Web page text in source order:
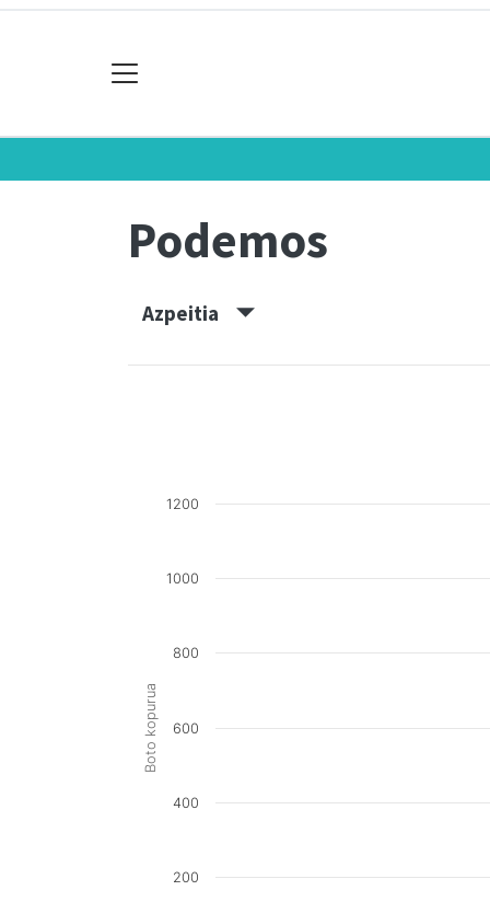
Podemos
Azpeitia
Boto kopurua
200
400
600
800
1000
1200